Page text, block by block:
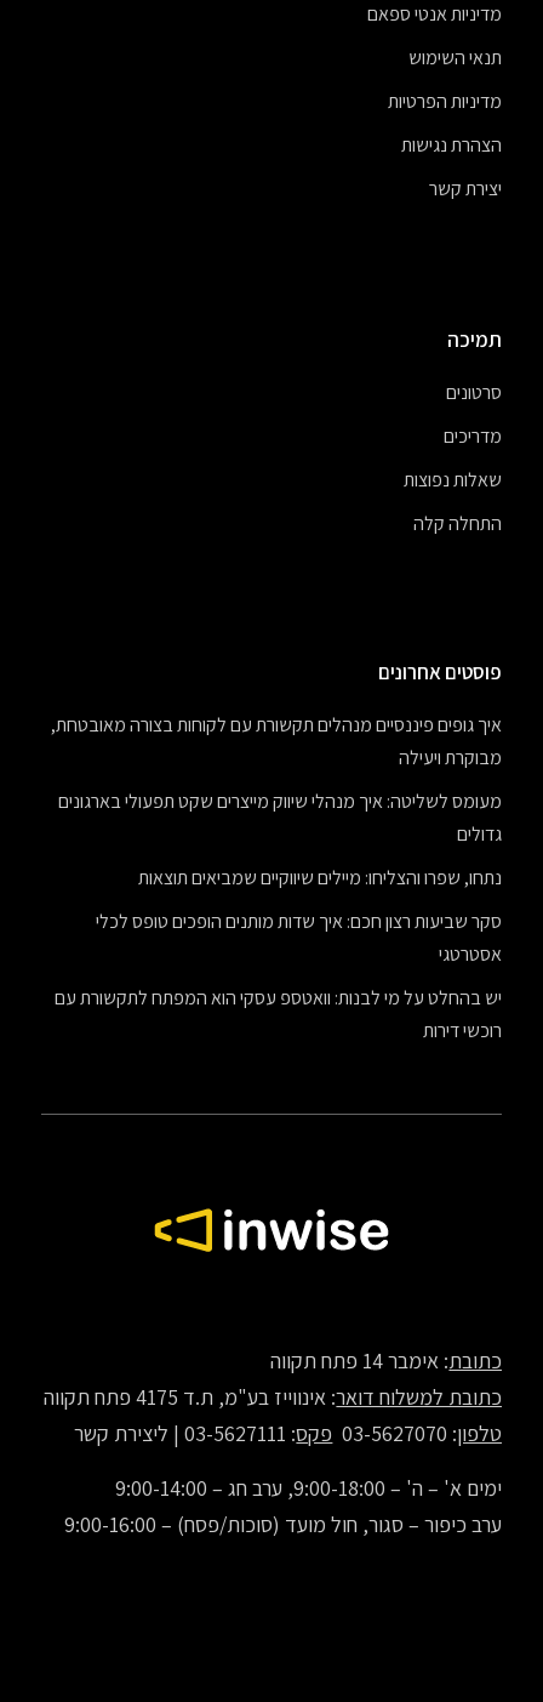
מדיניות אנטי ספאם
תנאי השימוש
מדיניות הפרטיות
הצהרת נגישות
יצירת קשר
תמיכה
סרטונים
מדריכים
שאלות נפוצות
התחלה קלה
פוסטים אחרונים
איך גופים פיננסיים מנהלים תקשורת עם לקוחות בצורה מאובטחת,
מבוקרת ויעילה
מעומס לשליטה: איך מנהלי שיווק מייצרים שקט תפעולי בארגונים
גדולים
נתחו, שפרו והצליחו: מיילים שיווקיים שמביאים תוצאות
סקר שביעות רצון חכם: איך שדות מותנים הופכים טופס לכלי
אסטרטגי
יש בהחלט על מי לבנות: וואטספ עסקי הוא המפתח לתקשורת עם
רוכשי דירות
כתובת: אימבר 14 פתח תקווה
כתובת למשלוח דואר: אינווייז בע"מ, ת.ד 4175 פתח תקווה
טלפון: 03-5627070 פקס: 03-5627111 |
ליצירת קשר
ימים א' – ה' – 9:00-18:00, ערב חג – 9:00-14:00
ערב כיפור – סגור, חול מועד (סוכות/פסח) – 9:00-16:00